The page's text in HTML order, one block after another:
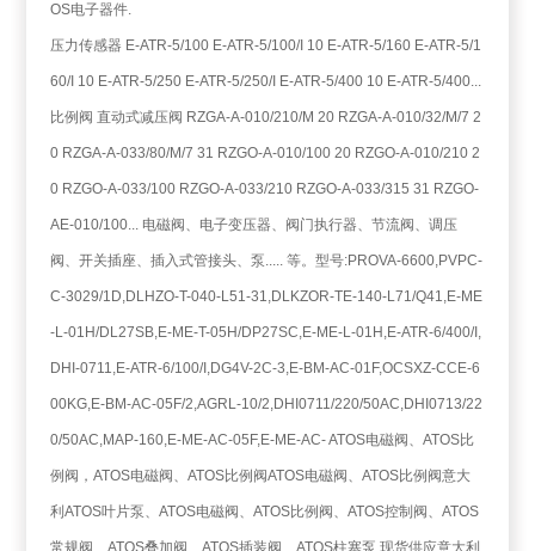
OS电子器件.
压力传感器 E-ATR-5/100 E-ATR-5/100/I 10 E-ATR-5/160 E-ATR-5/1
60/I 10 E-ATR-5/250 E-ATR-5/250/I E-ATR-5/400 10 E-ATR-5/400...
比例阀 直动式减压阀 RZGA-A-010/210/M 20 RZGA-A-010/32/M/7 2
0 RZGA-A-033/80/M/7 31 RZGO-A-010/100 20 RZGO-A-010/210 2
0 RZGO-A-033/100 RZGO-A-033/210 RZGO-A-033/315 31 RZGO-
AE-010/100... 电磁阀、电子变压器、阀门执行器、节流阀、调压
阀、开关插座、插入式管接头、泵..... 等。型号:PROVA-6600,PVPC-
C-3029/1D,DLHZO-T-040-L51-31,DLKZOR-TE-140-L71/Q41,E-ME
-L-01H/DL27SB,E-ME-T-05H/DP27SC,E-ME-L-01H,E-ATR-6/400/I,
DHI-0711,E-ATR-6/100/I,DG4V-2C-3,E-BM-AC-01F,OCSXZ-CCE-6
00KG,E-BM-AC-05F/2,AGRL-10/2,DHI0711/220/50AC,DHI0713/22
0/50AC,MAP-160,E-ME-AC-05F,E-ME-AC- ATOS电磁阀、ATOS比
例阀，ATOS电磁阀、ATOS比例阀ATOS电磁阀、ATOS比例阀意大
利ATOS叶片泵、ATOS电磁阀、ATOS比例阀、ATOS控制阀、ATOS
常规阀、ATOS叠加阀、ATOS插装阀、ATOS柱塞泵 现货供应意大利